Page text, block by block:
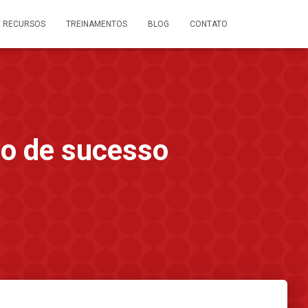
TREINAMENTOS BLOG CONTATO
de sucesso